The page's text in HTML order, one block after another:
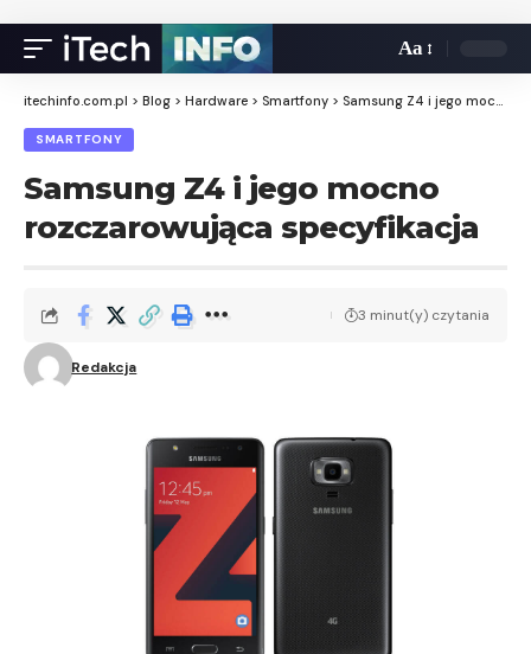
Aa
itechinfo.com.pl > Blog > Hardware > Smartfony > Samsung Z4 i jego mocno rozczarowująca specyfikacja
SMARTFONY
Samsung Z4 i jego mocno
rozczarowująca specyfikacja
Redakcja
3 minut(y) czytania